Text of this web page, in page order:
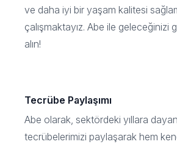
ve daha iyi bir yaşam kalitesi
çalışmaktayız. Abe ile geleceğinizi
alın!
Tecrübe Paylaşımı
Abe olarak, sektördeki yıllara
tecrübelerimizi paylaşarak hem